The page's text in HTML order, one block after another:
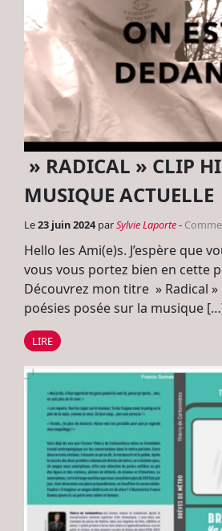
» RADICAL » CLIP
MUSIQUE ACTUELLE
Le23 juin 2024 parSylvie Laporte-
Hello les Ami(e)s. J’espère que
vous vous portez bien en cette
Découvrez mon titre » Radical »
poésies posée sur la musique
LIRE